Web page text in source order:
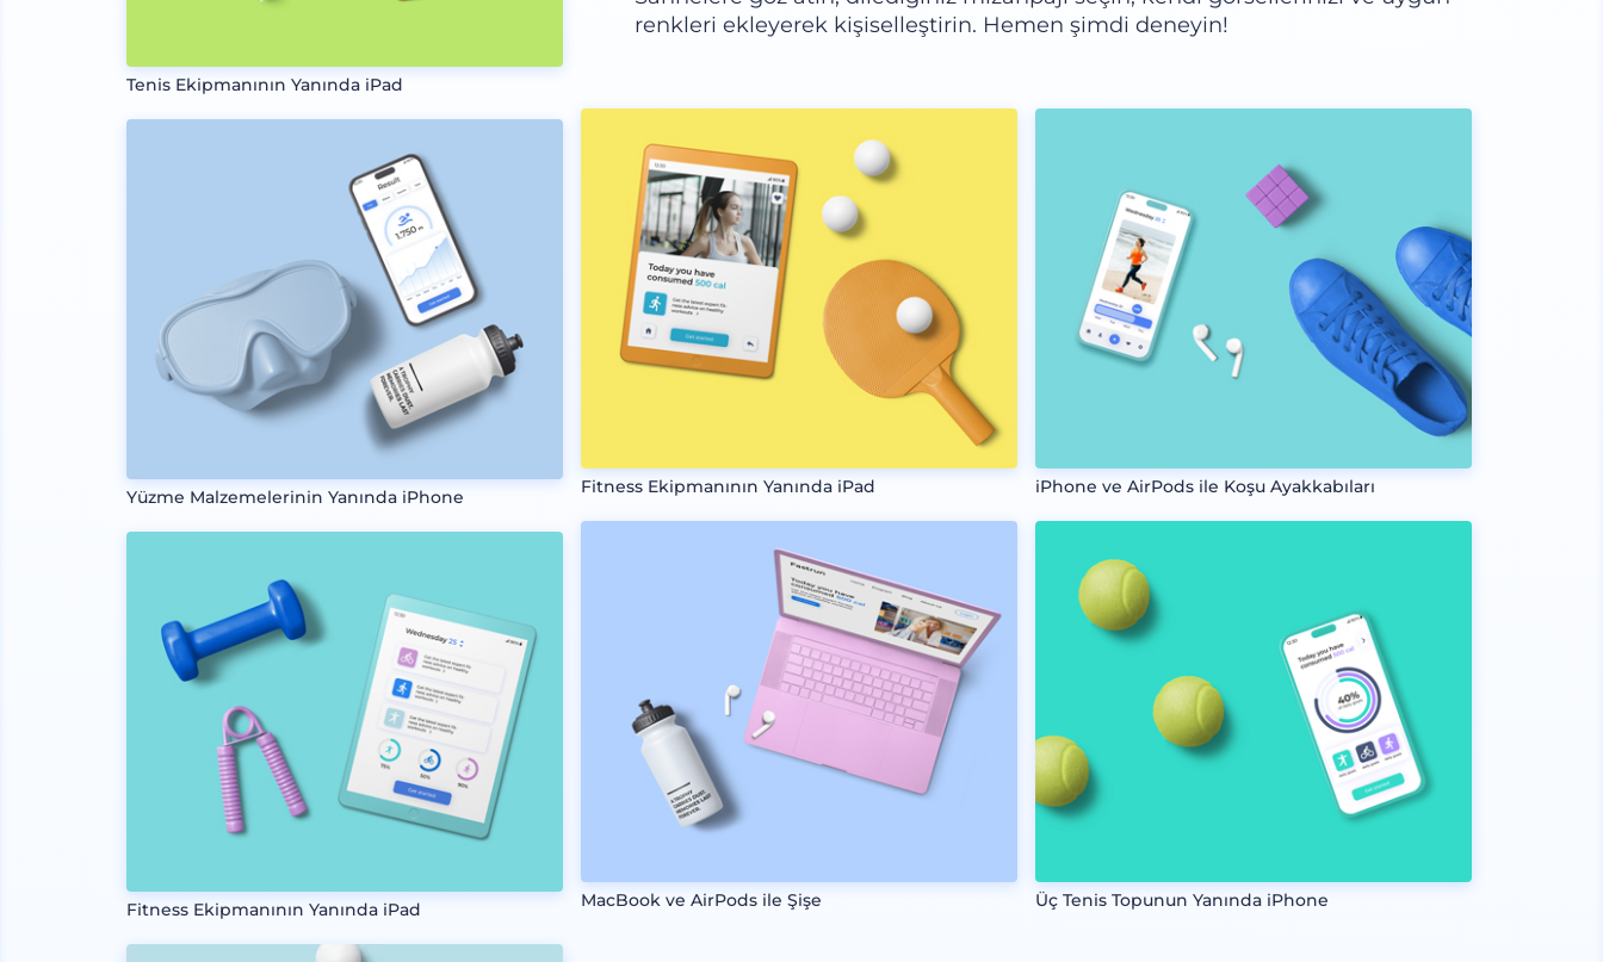
Tenis Ekipmanının Yanında iPad
Yüzme Malzemelerinin Yanında iPhone
Fitness Ekipmanının Yanında iPad
renkleri ekleyerek kişiselleştirin. Hemen şimdi deneyin!
Fitness Ekipmanının Yanında iPad
MacBook ve AirPods ile Şişe
iPhone ve AirPods ile Koşu Ayakkabıları
Üç Tenis Topunun Yanında iPhone